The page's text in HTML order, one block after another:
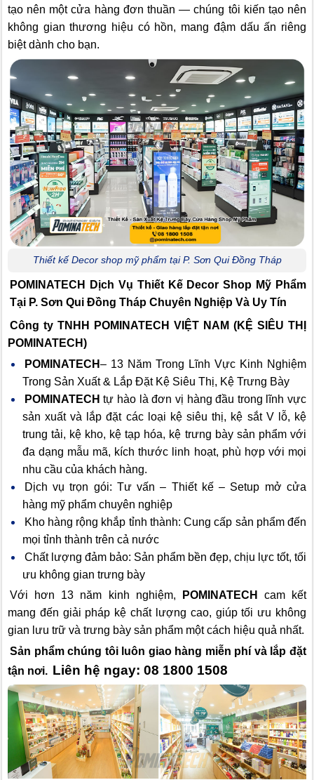
tạo nên một cửa hàng đơn thuần — chúng tôi kiến tạo nên
không gian thương hiệu có hồn, mang đậm dấu ấn riêng
biệt dành cho bạn.
Thiết kế Decor shop mỹ phẩm tại P. Sơn Qui Đồng Tháp
POMINATECH Dịch Vụ Thiết Kế Decor Shop Mỹ Phẩm
Tại P. Sơn Qui Đồng Tháp Chuyên Nghiệp Và Uy Tín
Công ty TNHH POMINATECH VIỆT NAM (KỆ SIÊU THỊ
POMINATECH)
POMINATECH– 13 Năm Trong Lĩnh Vực Kinh Nghiệm
Trong Sản Xuất & Lắp Đặt Kệ Siêu Thị, Kệ Trưng Bày
POMINATECHtự hào là đơn vị hàng đầu trong lĩnh vực
sản xuất và lắp đặt các loại kệ siêu thị, kệ sắt V lỗ, kệ
trung tải, kệ kho, kệ tạp hóa, kệ trưng bày sản phẩm với
đa dạng mẫu mã, kích thước linh hoạt, phù hợp với mọi
nhu cầu của khách hàng.
Dịch vụ trọn gói: Tư vấn – Thiết kế – Setup mở cửa
hàng mỹ phẩm chuyên nghiệp
Kho hàng rộng khắp tỉnh thành: Cung cấp sản phẩm đến
mọi tỉnh thành trên cả nước
Chất lượng đảm bảo: Sản phẩm bền đẹp, chịu lực tốt, tối
ưu không gian trưng bày
Với hơn 13 năm kinh nghiệm,
POMINATECH
cam kết
mang đến giải pháp kệ chất lượng cao, giúp tối ưu không
gian lưu trữ và trưng bày sản phẩm một cách hiệu quả nhất.
Sản phẩm chúng tôi luôn giao hàng miễn phí và lắp đặt
tận nơi. Liên hệ ngay: 08 1800 1508